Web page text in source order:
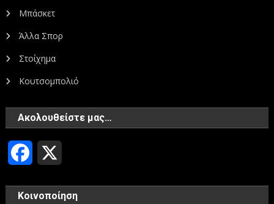
Μπάσκετ
Άλλα Σπορ
Στοίχημα
Κουτσομπολιό
Ακολουθείστε μας…
Facebook
Κοινοποίηση